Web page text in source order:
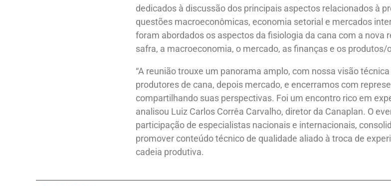
dedicados à discussão dos principais aspectos relacionados à
questões macroeconômicas, economia setorial e mercados
foram abordados os aspectos da fisiologia da cana com a nova
safra, a macroeconomia, o mercado, as finanças e os
“A reunião trouxe um panorama amplo, com nossa visão
produtores de cana, depois mercado, e encerramos com
compartilhando suas perspectivas. Foi um encontro rico em
analisou Luiz Carlos Corrêa Carvalho, diretor da Canaplan. O
participação de especialistas nacionais e internacionais,
promover conteúdo técnico de qualidade aliado à troca de
cadeia produtiva.